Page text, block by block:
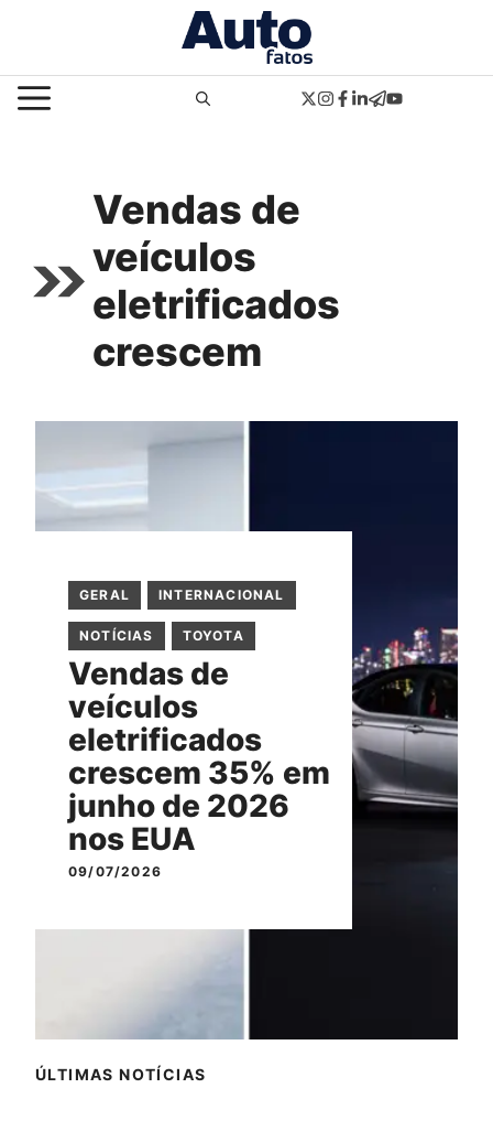
o
conteúdoMENU
Vendas de
veículos
eletrificados
crescem
GERAL INTERNACIONAL
NOTÍCIAS TOYOTA
Vendas de
veículos
eletrificados
crescem 35% em
junho de 2026
nos EUA
09/07/2026
ÚLTIMAS NOTÍCIAS